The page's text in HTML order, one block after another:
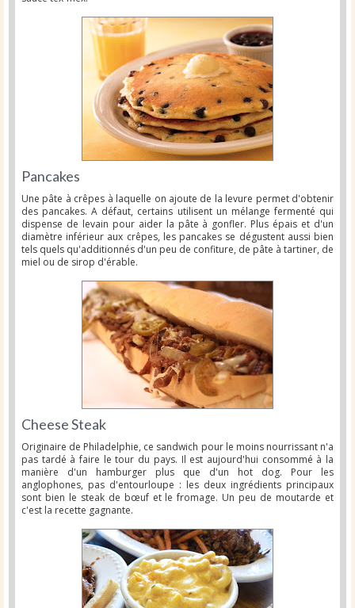
Pancakes
Une pâte à crêpes à laquelle on ajoute de la levure permet d'obtenir
des pancakes. A défaut, certains utilisent un mélange fermenté qui
dispense de levain pour aider la pâte à gonfler. Plus épais et d'un
diamètre inférieur aux crêpes, les pancakes se dégustent aussi bien
tels quels qu'additionnés d'un peu de confiture, de pâte à tartiner, de
miel ou de sirop d'érable.
Cheese Steak
Originaire de Philadelphie, ce sandwich pour le moins nourrissant n'a
pas tardé à faire le tour du pays. Il est aujourd'hui consommé à la
manière d'un hamburger plus que d'un hot dog. Pour les
anglophones, pas d'entourloupe : les deux ingrédients principaux
sont bien le steak de bœuf et le fromage. Un peu de moutarde et
c'est la recette gagnante.